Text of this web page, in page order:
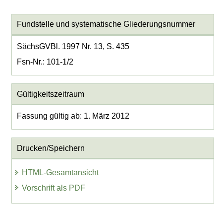
Fundstelle und systematische Gliederungsnummer
SächsGVBl. 1997 Nr. 13, S. 435
Fsn-Nr.: 101-1/2
Gültigkeitszeitraum
Fassung gültig ab: 1. März 2012
Drucken/Speichern
HTML-Gesamtansicht
Vorschrift als PDF